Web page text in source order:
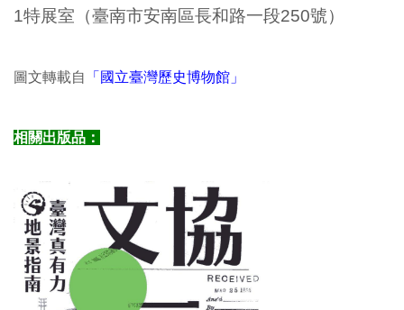
1特展室（臺南市安南區長和路一段250號）
圖文轉載自 「國立臺灣歷史博物館」
相關出版品：